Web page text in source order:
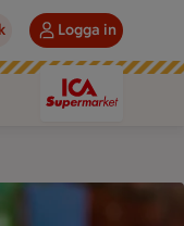
Logga in